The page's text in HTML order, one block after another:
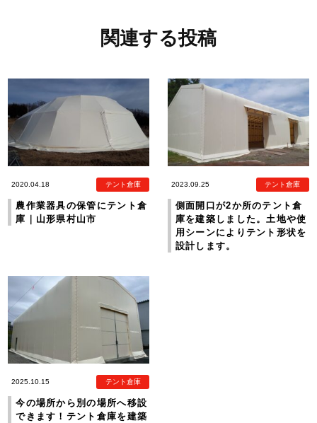
関連する投稿
2020.04.18 テント倉庫
農作業器具の保管にテント倉
庫｜山形県村山市
2023.09.25 テント倉庫
側面開口が2か所のテント倉
庫を建築しました。土地や使
用シーンによりテント形状を
設計します。
2025.10.15 テント倉庫
今の場所から別の場所へ移設
できます！テント倉庫を建築